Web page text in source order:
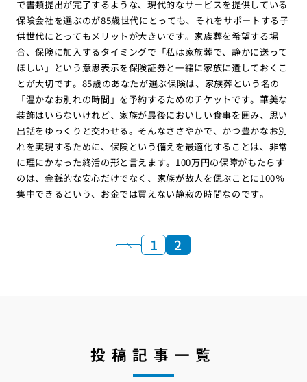
で書類提出が完了するような、現代的なサービスを提供している
保険会社を選ぶのが85歳世代にとっても、それをサポートする子
供世代にとってもメリットが大きいです。家族葬を希望する場
合、保険に加入するタイミングで「私は家族葬で、静かに送って
ほしい」という意思表示を保険証券と一緒に家族に遺しておくこ
とが大切です。85歳のあなたが選ぶ保険は、家族葬という名の
「温かなお別れの時間」を予約するためのチケットです。華美な
装飾はいらないけれど、家族が最後においしい食事を囲み、思い
出話をゆっくりと交わせる。そんなささやかで、かつ豊かなお別
れを実現するために、保険という備えを最適化することは、非常
に理にかなった終活の形と言えます。100万円の保障がもたらす
のは、金銭的な安心だけでなく、家族が故人を偲ぶことに100％
集中できるという、お金では買えない静寂の時間なのです。
1 2
投稿記事一覧